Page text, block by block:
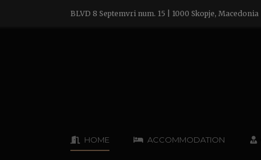
BLVD 8 Septemvri num. 15 | 1000 Skopje, Macedonia
HOME ACCOMMODATION